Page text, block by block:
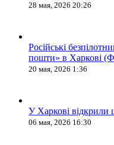
28 мая, 2026 20:26
Російські
пошти» в Харкові
20 мая, 2026 1:36
У Харкові
06 мая, 2026 16:30